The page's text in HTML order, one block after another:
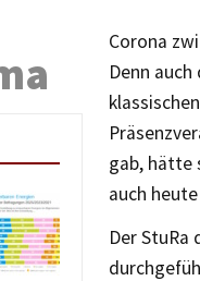
Corona
Denn
gab, hätte
auch
Der